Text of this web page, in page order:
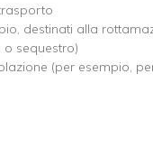
destinati alla
sequestro)
(per esempio,